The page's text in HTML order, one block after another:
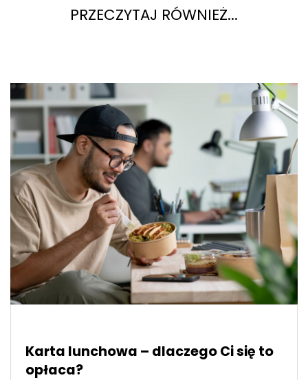
PRZECZYTAJ RÓWNIEŻ...
Karta lunchowa – dlaczego Ci się to
opłaca?